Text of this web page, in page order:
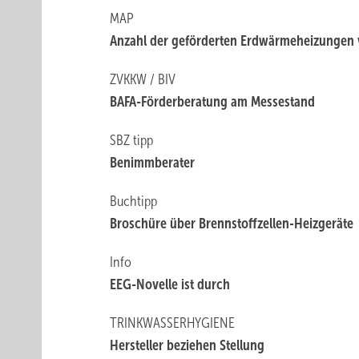
MAP
Anzahl der geförderten
ZVKKW / BIV
BAFA-Förderberatung am Messestand
SBZ tipp
Benimmberater
Buchtipp
Broschüre über Brennstoffzellen-Heizgeräte
Info
EEG-Novelle ist durch
TRINKWASSERHYGIENE
Hersteller beziehen Stellung